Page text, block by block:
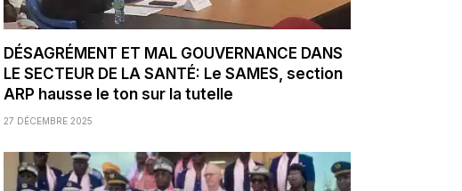
DÉSAGRÉMENT ET MAL GOUVERNANCE DANS
LE SECTEUR DE LA SANTÉ: Le SAMES, section
ARP hausse le ton sur la tutelle
27 DÉCEMBRE 2025